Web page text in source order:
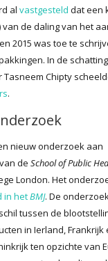
al vastgesteld dat een
de daling van het
2015 was toe te
In de
Chipty
.
nieuw onderzoek aan
de School of Public
London. Het
in hetBMJ. De
tussen de
in Ierland, Frankrijk
ten opzichte van